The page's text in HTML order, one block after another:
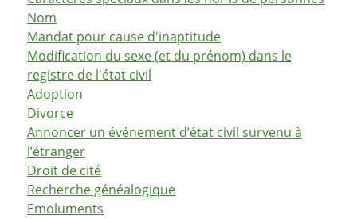
Nom
Mandat pour cause d'inaptitude
Modification du sexe (et du prénom) dans le
registre de l'état civil
Adoption
Divorce
Annoncer un événement d’état civil survenu à
l’étranger
Droit de cité
Recherche généalogique
Emoluments